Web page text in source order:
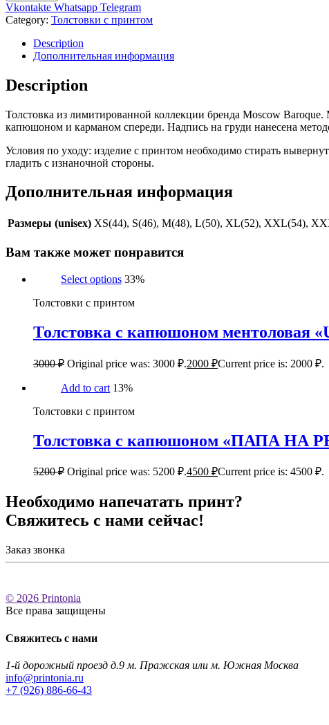
Vkontakte Whatsapp Telegram
Category: Толстовки с принтом
Description
Дополнительная информация
Description
Толстовка из лимитированной коллекции бренда Moscow
капюшоном и карманом спереди. Надпись на груди нанесена
Условия по уходу: изделие с принтом необходимо стирать
гладить с изнаночной стороны.
Дополнительная информация
Размеры (unisex) XS(44), S(46), M(48), L(50), XL(52), XXL(54),
Вам также может понравится
Select options 33%
Толстовки с принтом
Толстовка с капюшоном ментоловая
3000₽ Original price was: 3000 ₽.2000 ₽Current price is: 2000 ₽.
Add to cart 13%
Толстовки с принтом
Толстовка с капюшоном «ПАПА НА
5200₽ Original price was: 5200 ₽.4500 ₽Current price is: 4500 ₽.
Необходимо напечатать принт?
Свяжитесь с нами сейчас!
Заказ звонка
© 2026 Printonia
Все права защищены
Свяжитесь с нами
1-й дорожный проезд д.9 м. Пражская или м. Южная Москва
info@printonia.ru
+7 (926) 886-66-43